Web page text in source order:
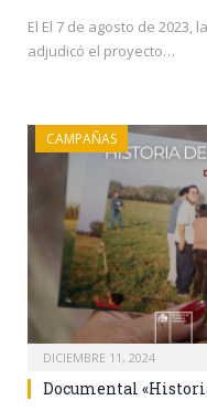
El El 7 de agosto de
adjudicó el proyecto…
CAMPAÑAS
DICIEMBRE 11, 2024
Documental